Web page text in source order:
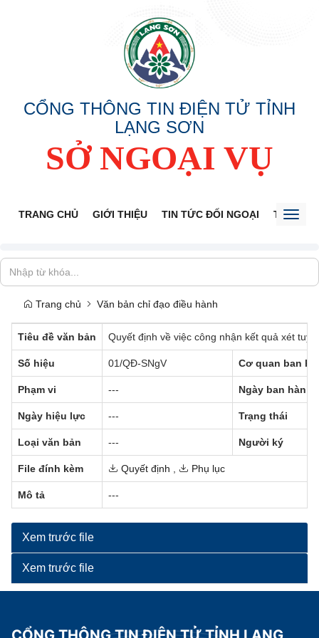
CỔNG THÔNG TIN ĐIỆN TỬ TỈNH
LẠNG SƠN
SỞ NGOẠI VỤ
TRANG CHỦ GIỚI THIỆU TIN TỨC ĐỐI NGOẠI THÔNG
Trang chủ Văn bản chỉ đạo điều hành
Tiêu đề văn bản Quyết định về việc công nhận kết quả xét
Số hiệu 01/QĐ-SNgV Cơ quan ban
Phạm vi --- Ngày ban hành
Ngày hiệu lực --- Trạng thái
Loại văn bản --- Người ký
File đính kèm Quyết định Phụ lục
Mô tả ---
Xem trước file
Xem trước file